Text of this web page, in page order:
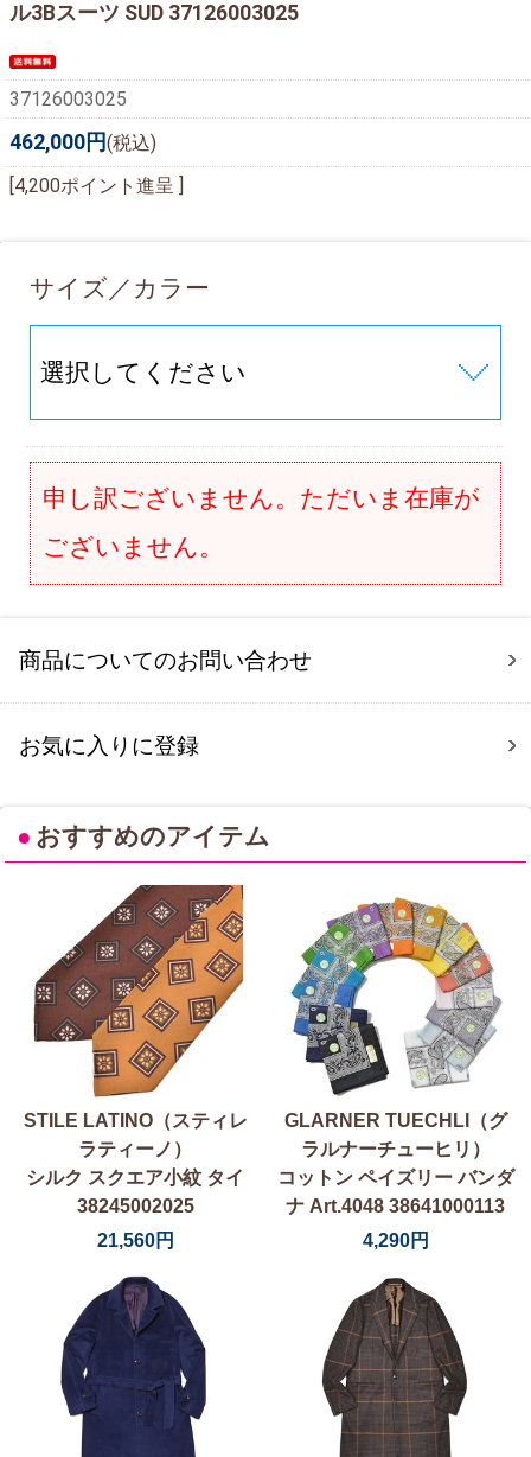
ル3Bスーツ SUD 37126003025
37126003025
462,000円(税込)
[4,200ポイント進呈 ]
サイズ／カラー
申し訳ございません。ただいま在庫が
ございません。
商品についてのお問い合わせ
お気に入りに登録
● おすすめのアイテム
STILE LATINO（スティレ
ラティーノ）
シルク スクエア小紋 タイ
38245002025
21,560円
GLARNER TUECHLI（グ
ラルナーチューヒリ）
コットン ペイズリー バンダ
ナ Art.4048 38641000113
4,290円